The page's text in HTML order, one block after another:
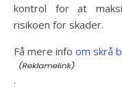
kontrol for at
risikoen for skader.
Få mere info om skrå
.